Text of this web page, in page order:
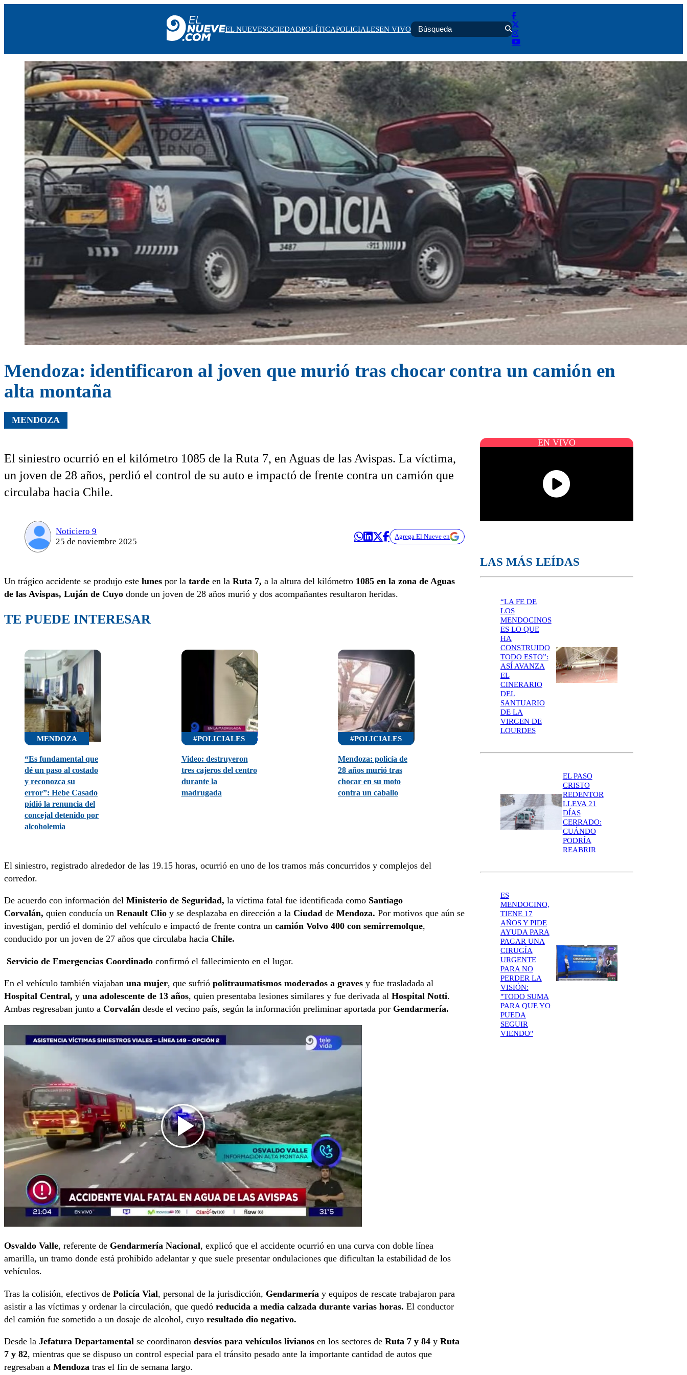
EL NUEVE
SOCIEDAD
POLÍTICA
POLICIALES
EN VIVO
EL NUEVESOCIEDADPOLÍTICAPOLICIALESEN VIVO
Mendoza: identificaron al joven que murió tras chocar contra un camión en
alta montaña
MENDOZA
El siniestro ocurrió en el kilómetro 1085 de la Ruta 7, en Aguas de las Avispas. La víctima,
un joven de 28 años, perdió el control de su auto e impactó de frente contra un camión que
circulaba hacia Chile.
Noticiero 9
25 de noviembre 2025
Agrega El Nueve en
Un trágico accidente se produjo este lunes por la tarde en la Ruta 7, a la altura del kilómetro 1085 en la zona de Aguas
de las Avispas, Luján de Cuyo donde un joven de 28 años murió y dos acompañantes resultaron heridas.
TE PUEDE INTERESAR
MENDOZA
“Es fundamental que
dé un paso al costado
y reconozca su
error”: Hebe Casado
pidió la renuncia del
concejal detenido por
alcoholemia
#POLICIALES
Video: destruyeron
tres cajeros del centro
durante la
madrugada
#POLICIALES
Mendoza: policía de
28 años murió tras
chocar en su moto
contra un caballo
El siniestro, registrado alrededor de las 19.15 horas, ocurrió en uno de los tramos más concurridos y complejos del
corredor.
De acuerdo con información del Ministerio de Seguridad, la víctima fatal fue identificada como Santiago
Corvalán, quien conducía un Renault Clio y se desplazaba en dirección a la Ciudad de Mendoza. Por motivos que aún se
investigan, perdió el dominio del vehículo e impactó de frente contra un camión Volvo 400 con semirremolque,
conducido por un joven de 27 años que circulaba hacia Chile.
Servicio de Emergencias Coordinado confirmó el fallecimiento en el lugar.
En el vehículo también viajaban una mujer, que sufrió politraumatismos moderados a graves y fue trasladada al
Hospital Central, y una adolescente de 13 años, quien presentaba lesiones similares y fue derivada al Hospital Notti.
Ambas regresaban junto a Corvalán desde el vecino país, según la información preliminar aportada por Gendarmería.
Osvaldo Valle, referente de Gendarmería Nacional, explicó que el accidente ocurrió en una curva con doble línea
amarilla, un tramo donde está prohibido adelantar y que suele presentar ondulaciones que dificultan la estabilidad de los
vehículos.
Tras la colisión, efectivos de Policía Vial, personal de la jurisdicción, Gendarmería y equipos de rescate trabajaron para
asistir a las víctimas y ordenar la circulación, que quedó reducida a media calzada durante varias horas. El conductor
del camión fue sometido a un dosaje de alcohol, cuyo resultado dio negativo.
Desde la Jefatura Departamental se coordinaron desvíos para vehículos livianos en los sectores de Ruta 7 y 84 y Ruta
7 y 82, mientras que se dispuso un control especial para el tránsito pesado ante la importante cantidad de autos que
regresaban a Mendoza tras el fin de semana largo.
EN VIVO
LAS MÁS LEÍDAS
“LA FE DE
LOS
MENDOCINOS
ES LO QUE
HA
CONSTRUIDO
TODO ESTO”:
ASÍ AVANZA
EL
CINERARIO
DEL
SANTUARIO
DE LA
VIRGEN DE
LOURDES
EL PASO
CRISTO
REDENTOR
LLEVA 21
DÍAS
CERRADO:
CUÁNDO
PODRÍA
REABRIR
ES
MENDOCINO,
TIENE 17
AÑOS Y PIDE
AYUDA PARA
PAGAR UNA
CIRUGÍA
URGENTE
PARA NO
PERDER LA
VISIÓN:
"TODO SUMA
PARA QUE YO
PUEDA
SEGUIR
VIENDO"